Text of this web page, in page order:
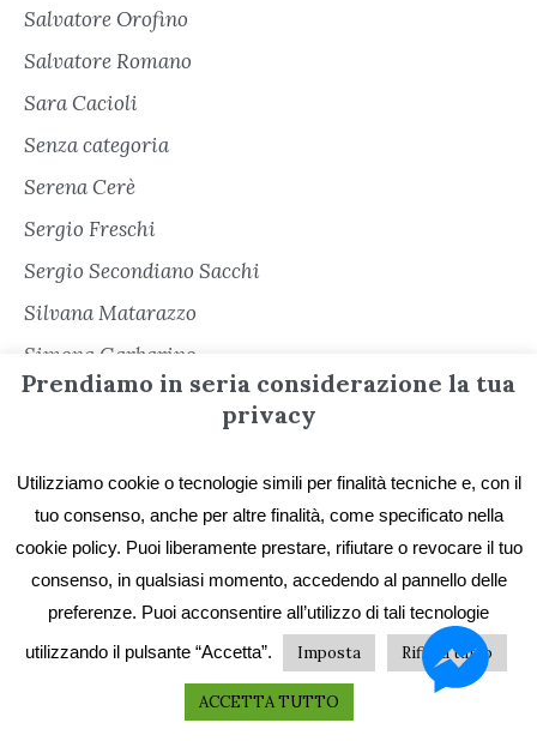
Salvatore Orofino
Salvatore Romano
Sara Cacioli
Senza categoria
Serena Cerè
Sergio Freschi
Sergio Secondiano Sacchi
Silvana Matarazzo
Simona Garbarino
Simone Soriani
Stefano Ratto
Teresa Giulietti
Valentina Proietti Muzi
Vincenzo Gueglio
Vito Molinari
Prendiamo in seria considerazione la tua
privacy
Utilizziamo cookie o tecnologie simili per finalità tecniche e, con il
tuo consenso, anche per altre finalità, come specificato nella
cookie policy. Puoi liberamente prestare, rifiutare o revocare il tuo
consenso, in qualsiasi momento, accedendo al pannello delle
preferenze. Puoi acconsentire all’utilizzo di tali tecnologie
utilizzando il pulsante “Accetta”.
Imposta Rifiuta tutto
ACCETTA TUTTO